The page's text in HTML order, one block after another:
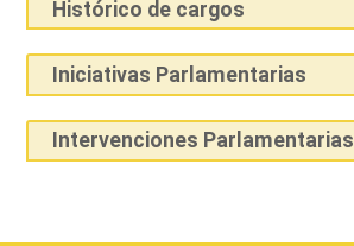
Histórico de cargos
Iniciativas Parlamentarias
Intervenciones Parlamentarias